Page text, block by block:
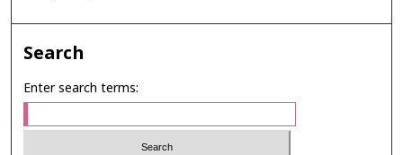
Search
Enter search terms: